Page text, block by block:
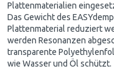
Plattenmaterialien
Das Gewicht des
Plattenmaterial reduziert
werden Resonanzen
transparente
wie Wasser und Öl schützt.